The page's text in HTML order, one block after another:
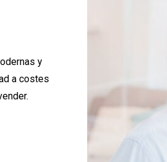
y
a costes